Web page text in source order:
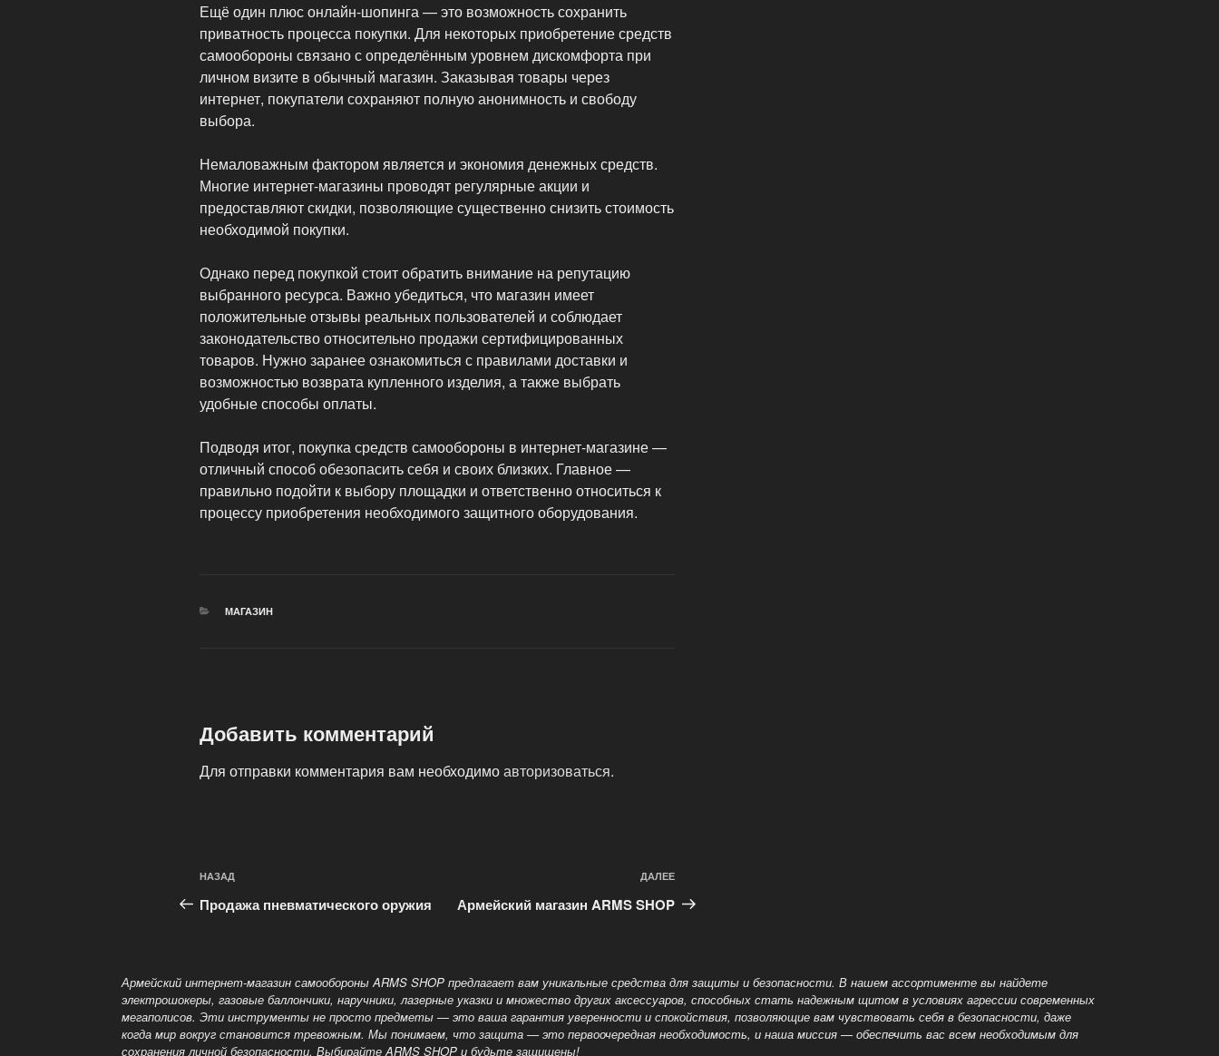
Ещё один плюс онлайн-шопинга — это возможность сохранить
приватность процесса покупки. Для некоторых приобретение средств
самообороны связано с определённым уровнем дискомфорта при
личном визите в обычный магазин. Заказывая товары через
интернет, покупатели сохраняют полную анонимность и свободу
выбора.
Немаловажным фактором является и экономия денежных средств.
Многие интернет-магазины проводят регулярные акции и
предоставляют скидки, позволяющие существенно снизить стоимость
необходимой покупки.
Однако перед покупкой стоит обратить внимание на репутацию
выбранного ресурса. Важно убедиться, что магазин имеет
положительные отзывы реальных пользователей и соблюдает
законодательство относительно продажи сертифицированных
товаров. Нужно заранее ознакомиться с правилами доставки и
возможностью возврата купленного изделия, а также выбрать
удобные способы оплаты.
Подводя итог, покупка средств самообороны в интернет-магазине —
отличный способ обезопасить себя и своих близких. Главное —
правильно подойти к выбору площадки и ответственно относиться к
процессу приобретения необходимого защитного оборудования.
РУБРИКИ
МАГАЗИН
Добавить комментарий
Для отправки комментария вам необходимоавторизоваться.
Навигация
по
Предыдущая
запись:
НАЗАД
Продажа пневматического оружия
запись
ДАЛЕЕ
Армейский магазин ARMS SHOP
Армейский интернет-магазин самообороны ARMS SHOP предлагает вам уникальные средства для защиты и безопасности. В нашем ассортименте вы найдете
электрошокеры, газовые баллончики, наручники, лазерные указки и множество других аксессуаров, способных стать надежнымщитом в условиях агрессии современных
мегаполисов. Эти инструменты не просто предметы — это ваша гарантия уверенности и спокойствия, позволяющие вам чувствовать себя в безопасности, даже
когда мир вокруг становится тревожным. Мы понимаем, что защита — этопервоочередная необходимость, и наша миссия — обеспечить вас всем необходимым для
сохранения личной безопасности. Выбирайте ARMS SHOP и будьте защищены!